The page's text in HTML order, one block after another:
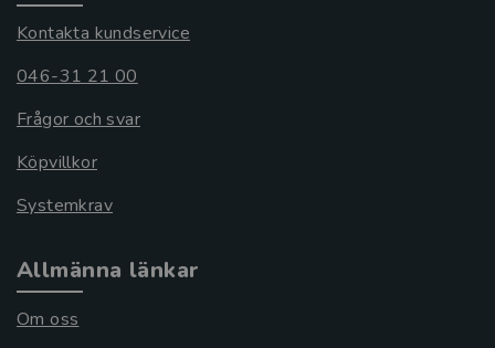
Kontakta kundservice
046-31 21 00
Frågor och svar
Köpvillkor
Systemkrav
Allmänna länkar
Om oss